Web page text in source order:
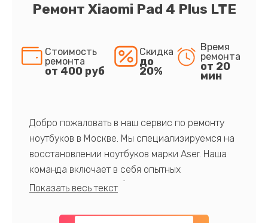
Ремонт Xiaomi Pad 4 Plus LTE
Стоимость
ремонта
от 400 руб
Скидка
до
20%
Время
ремонта
от 20
мин
Добро пожаловать в наш сервис по ремонту
ноутбуков в Москве. Мы специализируемся на
восстановлении ноутбуков марки Aser. Наша
команда включает в себя опытных
профессионалов с обширными знаниями и
предлагаем быстрый и качественный ремонт с